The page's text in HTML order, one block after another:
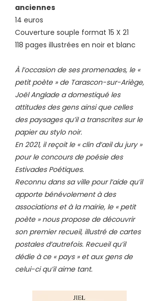
anciennes
14 euros
Couverture souple format 15 X 21
118 pages illustrées en noir et blanc
À l’occasion de ses promenades, le «
petit poète » de Tarascon-sur-Ariège,
Joël Anglade a domestiqué les
attitudes des gens ainsi que celles
des paysages qu’il a transcrites sur le
papier au stylo noir.
En 2021, il reçoit le « clin d’œil du jury »
pour le concours de poésie des
Estivades Poétiques.
Reconnu dans sa ville pour l’aide qu’il
apporte bénévolement à des
associations et à la mairie, le « petit
poète » nous propose de découvrir
son premier recueil, illustré de cartes
postales d’autrefois. Recueil qu’il
dédie à ce « pays » et aux gens de
celui-ci qu’il aime tant.